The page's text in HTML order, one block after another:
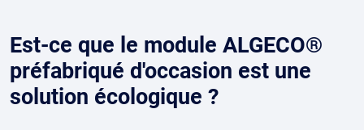
Est-ce que le module ALGECO®
préfabriqué d'occasion est une
solution écologique ?